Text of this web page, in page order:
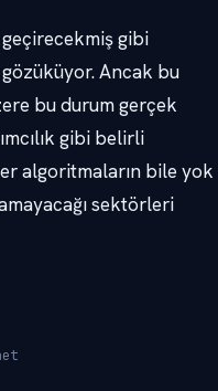
gibi
Ancak bu
bu durum gerçek
gibi belirli
algoritmaların bile yok
sektörleri